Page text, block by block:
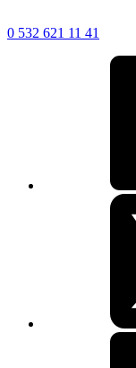
0 532 621 11 41